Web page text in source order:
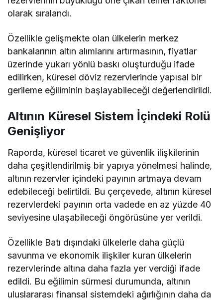
olarak sıralandı.
Özellikle gelişmekte olan ülkelerin merkez
bankalarının altın alımlarını artırmasının, fiyatlar
üzerinde yukarı yönlü baskı oluşturduğu ifade
edilirken, küresel döviz rezervlerinde yapısal bir
gerileme eğiliminin başlayabileceği değerlendirildi.
Altının Küresel Sistem İçindeki Rolü
Genişliyor
Raporda, küresel ticaret ve güvenlik ilişkilerinin
daha çeşitlendirilmiş bir yapıya yönelmesi halinde,
altının rezervler içindeki payının artmaya devam
edebileceği belirtildi. Bu çerçevede, altının küresel
rezervlerdeki payının orta vadede en az yüzde 40
seviyesine ulaşabileceği öngörüsüne yer verildi.
Özellikle Batı dışındaki ülkelerle daha güçlü
savunma ve ekonomik ilişkiler kuran ülkelerin
rezervlerinde altına daha fazla yer verdiği ifade
edildi. Bu eğilimin sürmesi durumunda, altının
uluslararası finansal sistemdeki ağırlığının daha da